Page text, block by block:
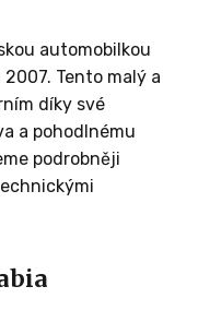
automobilkou
Tento malý a
díky své
a pohodlnému
podrobněji